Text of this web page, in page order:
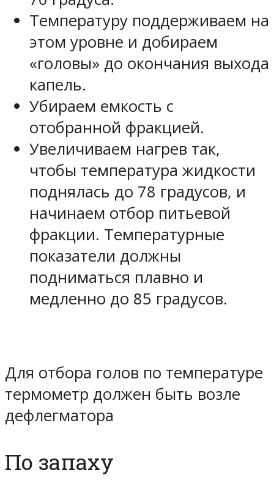
Температуру поддерживаем на
этом уровне и добираем
«головы» до окончания выхода
капель.
Убираем емкость с
отобранной фракцией.
Увеличиваем нагрев так,
чтобы температура жидкости
поднялась до 78 градусов, и
начинаем отбор питьевой
фракции. Температурные
показатели должны
подниматься плавно и
медленно до 85 градусов.
Для отбора голов по температуре
термометр должен быть возле
дефлегматора
По запаху